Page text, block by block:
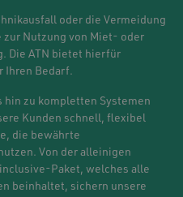
oder die Vermeidung
zur Nutzung von Miet- oder
Die ATN bietet hierfür
Ihren Bedarf.
hin zu kompletten Systemen
Kunden schnell, flexibel
die bewährte
Von der alleinigen
Paket, welches alle
beinhaltet, sichern unsere